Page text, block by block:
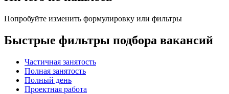
Попробуйте изменить формулировку или фильтры
Быстрые фильтры подбора вакансий
Частичная занятость
Полная занятость
Полный день
Проектная работа